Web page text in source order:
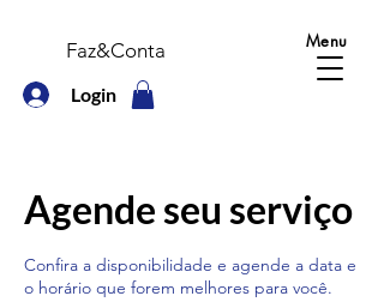
Login
Faz&Conta Menu
Agende seu serviço
Confira a disponibilidade e agende a data e
o horário que forem melhores para você.